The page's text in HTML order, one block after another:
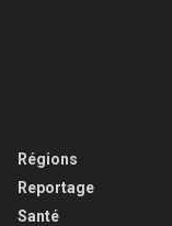
Régions
Reportage
Santé